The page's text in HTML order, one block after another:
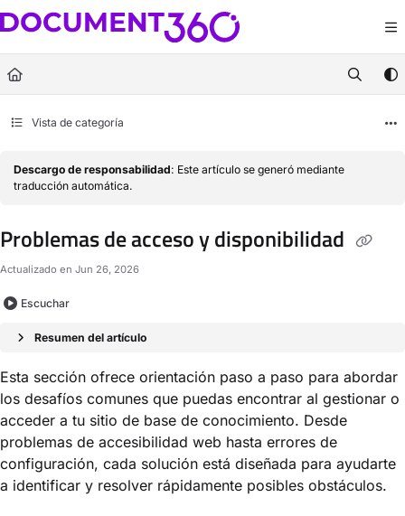
Documentation Index
Fetch the complete documentation index at:https://docs.document360.com/
Use this file to discover all available pages before exploring further.
Vista de categoría
Descargo de responsabilidad: Este artículo se generó mediante
traducción automática.
Problemas de acceso y disponibilidad
Actualizado en Jun 26, 2026
Escuchar
Resumen del artículo
Esta sección ofrece orientación paso a paso para abordar
los desafíos comunes que puedas encontrar al gestionar o
acceder a tu sitio de base de conocimiento. Desde
problemas de accesibilidad web hasta errores de
configuración, cada solución está diseñada para ayudarte
a identificar y resolver rápidamente posibles obstáculos.